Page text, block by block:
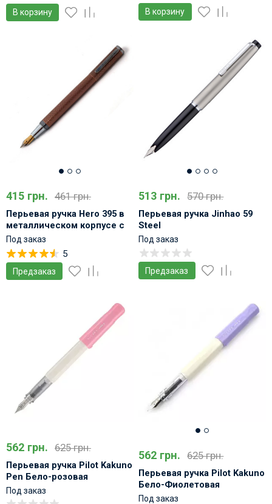
В корзину В корзину
415 грн. 461 грн.
Перьевая ручка Hero 395 в
металлическом корпусе с
мягким пером
Под заказ
5
Предзаказ
513 грн. 570 грн.
Перьевая ручка Jinhao 59
Steel
Под заказ
Предзаказ
562 грн. 625 грн.
Перьевая ручка Pilot Kakuno
Pen Бело-розовая
Под заказ
562 грн. 625 грн.
Перьевая ручка Pilot Kakuno
Бело-Фиолетовая
Под заказ